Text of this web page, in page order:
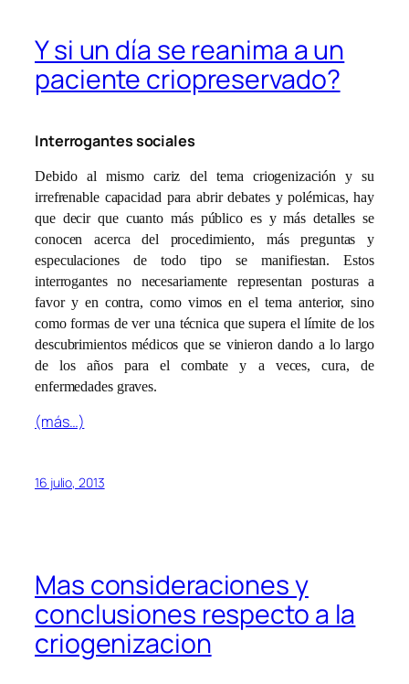
Y si un día se reanima a un
paciente criopreservado?
Interrogantes sociales
Debido al mismo cariz del tema criogenización y su
irrefrenable capacidad para abrir debates y polémicas, hay
que decir que cuanto más público es y más detalles se
conocen acerca del procedimiento, más preguntas y
especulaciones de todo tipo se manifiestan. Estos
interrogantes no necesariamente representan posturas a
favor y en contra, como vimos en el tema anterior, sino
como formas de ver una técnica que supera el límite de los
descubrimientos médicos que se vinieron dando a lo largo
de los años para el combate y a veces, cura, de
enfermedades graves.
(más…)
16 julio, 2013
Mas consideraciones y
conclusiones respecto a la
criogenizacion